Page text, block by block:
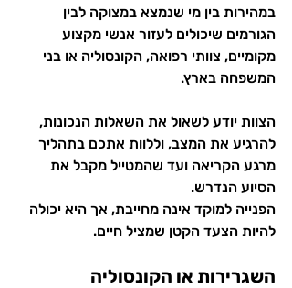
במהירות בין מי שנמצא במצוקה לבין
הגורמים שיכולים לעזור אנשי מקצוע
מקומיים, צוותי רפואה, הקונסוליה או בני
המשפחה בארץ.
הצוות יודע לשאול את השאלות הנכונות,
להרגיע את המצב, וללוות אתכם בתהליך
מרגע הקריאה ועד שהמטייל מקבל את
הסיוע הנדרש.
הפנייה למוקד אינה מחייבת, אך היא יכולה
להיות הצעד הקטן שמציל חיים.
השגרירות או הקונסוליה